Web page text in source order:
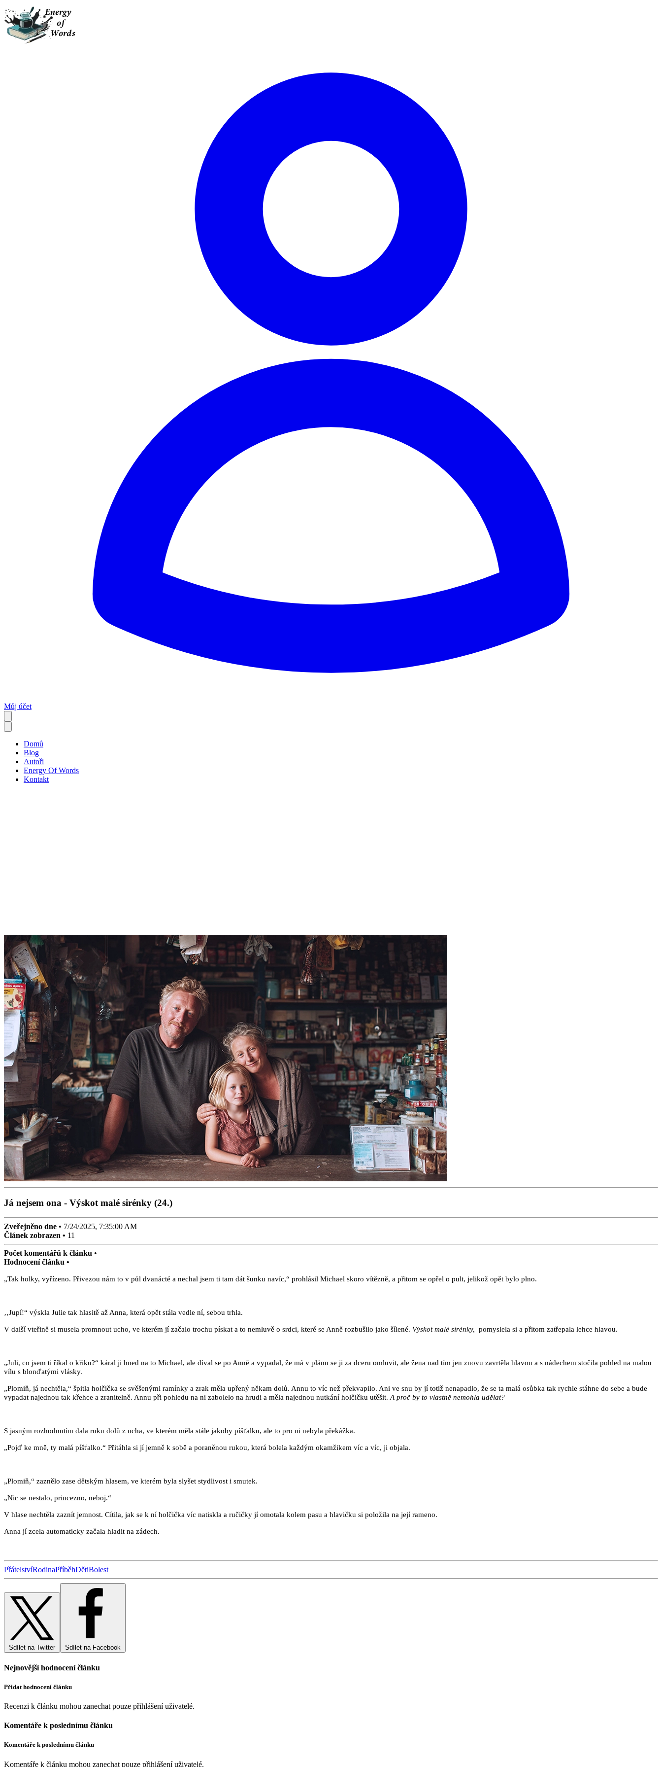
Můj účet
Domů
Blog
Autoři
Energy Of Words
Kontakt
Já nejsem ona - Výskot malé sirénky (24.)
Zveřejněno dne • 7/24/2025, 7:35:00 AM
Článek zobrazen • 11
Počet komentářů k článku •
Hodnocení článku •
„Tak holky, vyřízeno. Přivezou nám to v půl dvanácté a nechal jsem ti tam dát šunku navíc,“ prohlásil Michael skoro vítězně, a přitom se opřel o pult, jelikož opět bylo plno.
‚‚Jupí!“ výskla Julie tak hlasitě až Anna, která opět stála vedle ní, sebou trhla.
V další vteřině si musela promnout ucho, ve kterém jí začalo trochu pískat a to nemluvě o srdci, které se Anně rozbušilo jako šílené. Výskot malé sirénky, pomyslela si a přitom zatřepala lehce hlavou.
„Juli, co jsem ti říkal o křiku?“ káral ji hned na to Michael, ale díval se po Anně a vypadal, že má v plánu se ji za dceru omluvit, ale žena nad tím jen znovu zavrtěla hlavou a s nádechem stočila pohled na malou
vílu s blonďatými vlásky.
„Plomiň, já nechtěla,“ špitla holčička se svěšenými ramínky a zrak měla upřený někam dolů. Annu to víc než překvapilo. Ani ve snu by jí totiž nenapadlo, že se ta malá osůbka tak rychle stáhne do sebe a bude
vypadat najednou tak křehce a zranitelně. Annu při pohledu na ni zabolelo na hrudi a měla najednou nutkání holčičku utěšit.A proč by to vlastně nemohla udělat?
S jasným rozhodnutím dala ruku dolů z ucha, ve kterém měla stále jakoby píšťalku, ale to pro ni nebyla překážka.
„Pojď ke mně, ty malá píšťalko.“ Přitáhla si jí jemně k sobě a poraněnou rukou, která bolela každým okamžikem víc a víc, ji objala.
„Plomiň,“ zaznělo zase dětským hlasem, ve kterém byla slyšet stydlivost i smutek.
„Nic se nestalo, princezno, neboj.“
V hlase nechtěla zaznít jemnost. Cítila, jak se k ní holčička víc natiskla a ručičky jí omotala kolem pasu a hlavičku si položila na její rameno.
Anna jí zcela automaticky začala hladit na zádech.
PřátelstvíRodinaPříběhDětiBolest
Sdílet na Twitter Sdílet na Facebook
Nejnovější hodnocení článku
Přidat hodnocení článku
Recenzi k článku mohou zanechat pouze přihlášení uživatelé.
Komentáře k poslednímu článku
Komentáře k poslednímu článku
Komentáře k článku mohou zanechat pouze přihlášení uživatelé.